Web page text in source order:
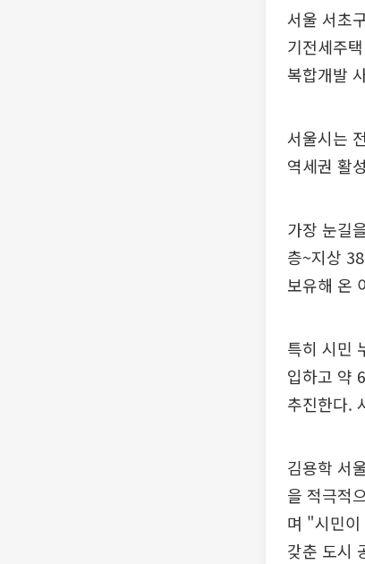
서울 서초
기전세주
복합개발
서울시는
역세권 활
가장 눈길
층~지상
보유해 온
특히 시민
입하고 약
추진한다.
김용학 서
을 적극적
며 "시민이
갖춘 도시